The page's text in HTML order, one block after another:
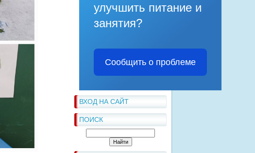
улучшить питание и
занятия?
Сообщить о проблеме
ВХОД НА САЙТ
ПОИСК